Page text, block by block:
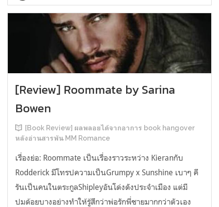
[Review] Roommate by Sarina
Bowen
[Book Review] ผลพลอยได้จากอาการ book hangover
หลังอ่านสารพัน MM Romance
เรื่องย่อ: Roommate เป็นเรื่องราวระหว่าง Kieranกับ
Rodderick มีโทรปความเป็นGrumpy x Sunshine เบาๆ คี
รันเป็นคนในตระกูลShipleyอันโด่งดังประจำเมือง แต่มี
ปมด้อยบางอย่างทำให้รู้สึกว่าพ่อรักพี่ชายมากกว่าตัวเอง